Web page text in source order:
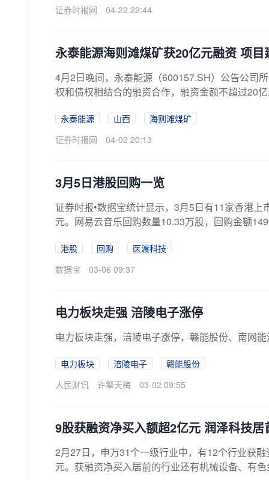
证券时报网
04-22 22:44
永泰能源海则滩煤矿获20亿元融资 项
4月2日晚间，永泰能源（600157.SH）公告公司
权和债权相结合的融资合作，融资金额不超过20
永泰能源 山西
海则滩煤矿
证券时报网
04-02 20:13
3月5日港股回购一览
证券时报•数据宝统计显示，3月5日有11家香港
元。网易云音乐回购数量10.33万股，回购金额
港股 回购
医渡科技
数据宝
03-06 09:37
电力板块走强 涪陵电子涨停
电力板块走强，涪陵电子涨停，赣能股份、南网
电力板块 涪陵电子
赣能股份
人民财讯
许擎天梅 03-02 09:55
9股获融资净买入额超2亿元 润泽科技居
2月27日，申万31个一级行业中，有12个行业获
元。获融资净买入居前的行业还有机械设备、有